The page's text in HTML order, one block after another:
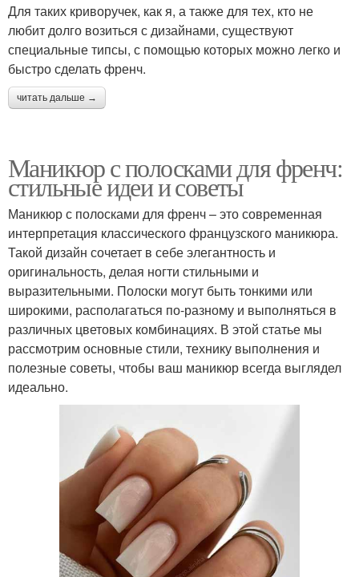
Для таких криворучек, как я, а также для тех, кто не
любит долго возиться с дизайнами, существуют
специальные типсы, с помощью которых можно легко и
быстро сделать френч.
читать дальше →
Маникюр с полосками для френч:
стильные идеи и советы
Маникюр с полосками для френч – это современная
интерпретация классического французского маникюра.
Такой дизайн сочетает в себе элегантность и
оригинальность, делая ногти стильными и
выразительными. Полоски могут быть тонкими или
широкими, располагаться по-разному и выполняться в
различных цветовых комбинациях. В этой статье мы
рассмотрим основные стили, технику выполнения и
полезные советы, чтобы ваш маникюр всегда выглядел
идеально.